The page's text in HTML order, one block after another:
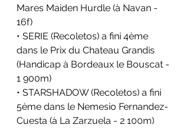
Mares Maiden Hurdle (à Navan -
16f)
• SERIE (Recoletos) a fini 4ème
dans le Prix du Chateau Grandis
(Handicap à Bordeaux le Bouscat -
1 900m)
• STARSHADOW (Recoletos) a fini
5ème dans le Nemesio Fernandez-
Cuesta (à La Zarzuela - 2 100m)